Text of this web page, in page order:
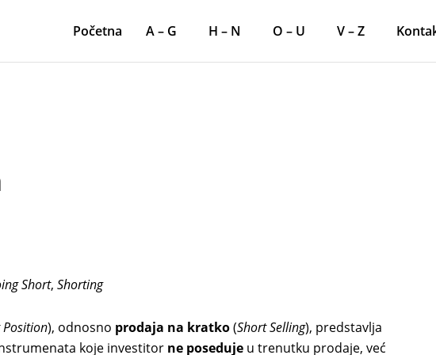
Početna A – G H – N O – U V – Z
Short, Shorting
Position), odnosno prodaja na kratko(Short Selling), predstavlja
koje investitor ne poseduje u trenutku prodaje, već